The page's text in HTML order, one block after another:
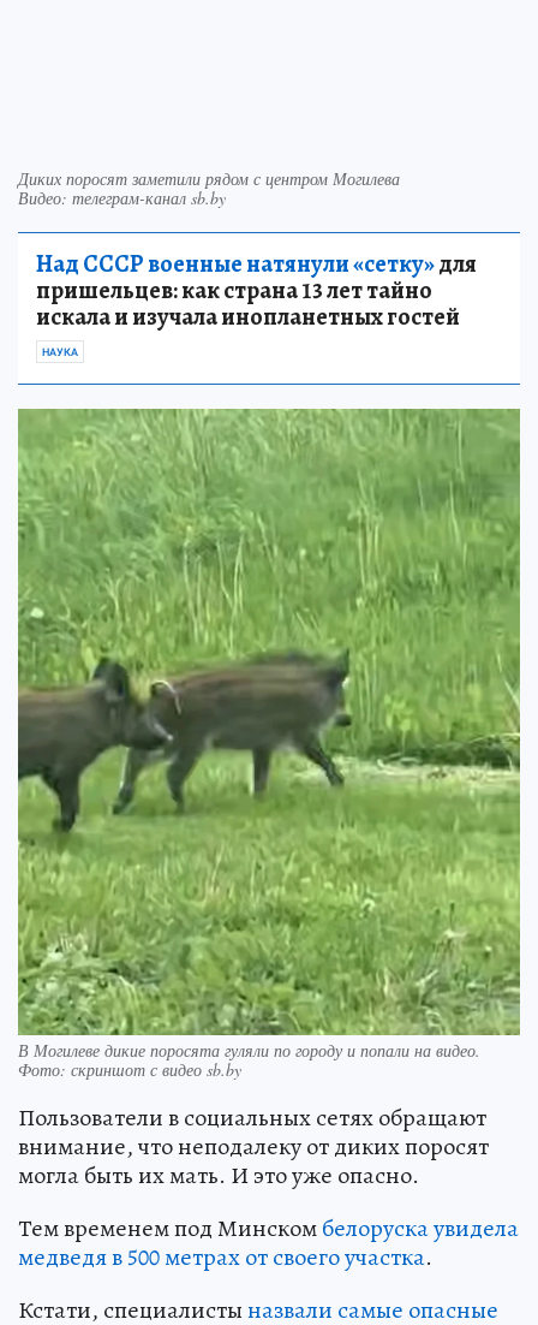
Диких поросят заметили рядом с центром Могилева
Видео: телеграм-канал sb.by
Над СССР военные натянули «сетку»для
пришельцев: как страна 13 лет тайно
искала и изучала инопланетных гостей
НАУКА
В Могилеве дикие поросята гуляли по городу и попали на видео.
Фото: скриншот с видео sb.by
Пользователи в социальных сетях обращают
внимание, что неподалеку от диких поросят
могла быть их мать. И это уже опасно.
Тем временем под Минскомбелоруска увидела
медведя в 500 метрах от своего участка.
Кстати, специалистыназвали самые опасные